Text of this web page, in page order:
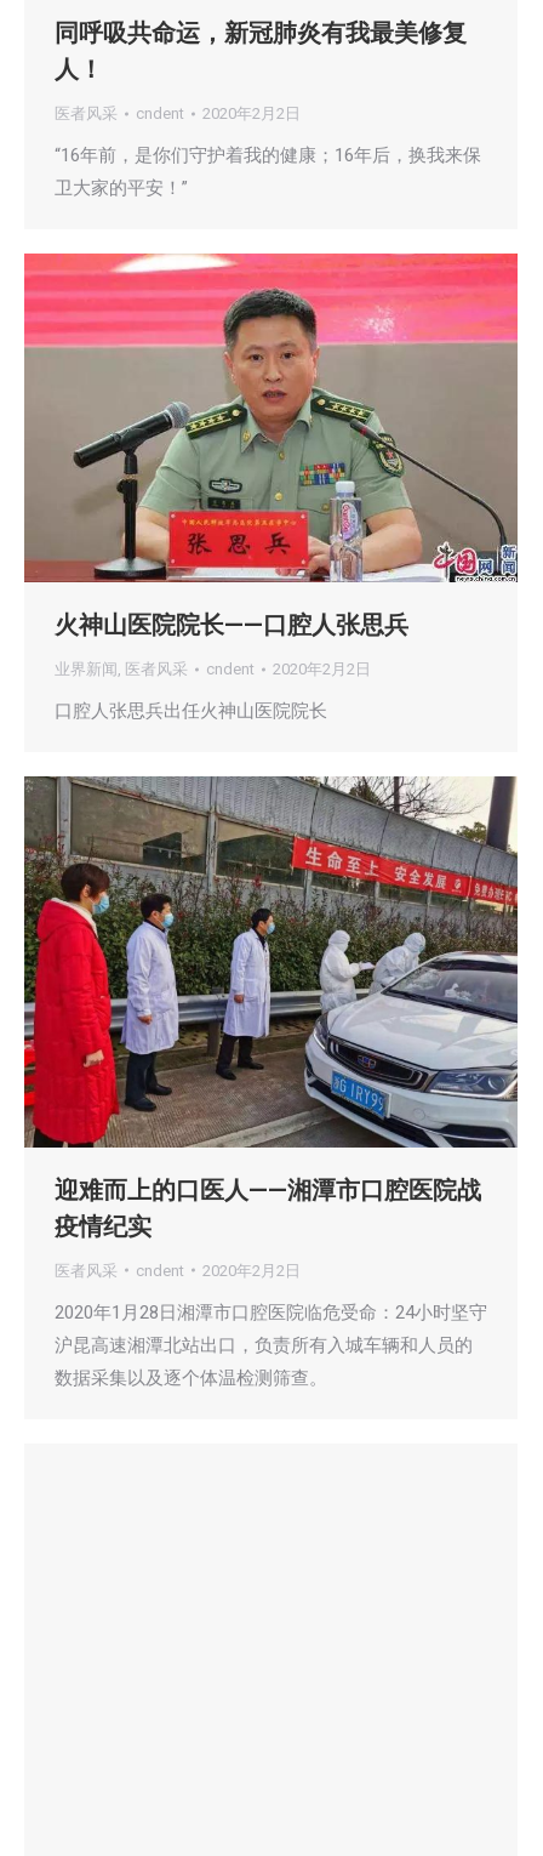
同呼吸共命运，新冠肺炎有我最美修复
人！
医者风采 cndent 2020年2月2日
“16年前，是你们守护着我的健康；16年后，换我来保
卫大家的平安！”
火神山医院院长——口腔人张思兵
业界新闻 , 医者风采 cndent 2020年2月2日
口腔人张思兵出任火神山医院院长
迎难而上的口医人——湘潭市口腔医院战
疫情纪实
医者风采 cndent 2020年2月2日
2020年1月28日湘潭市口腔医院临危受命：24小时坚守
沪昆高速湘潭北站出口，负责所有入城车辆和人员的
数据采集以及逐个体温检测筛查。